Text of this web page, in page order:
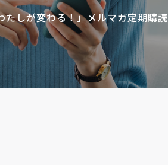
たしが変わる！」メルマガ定期購読